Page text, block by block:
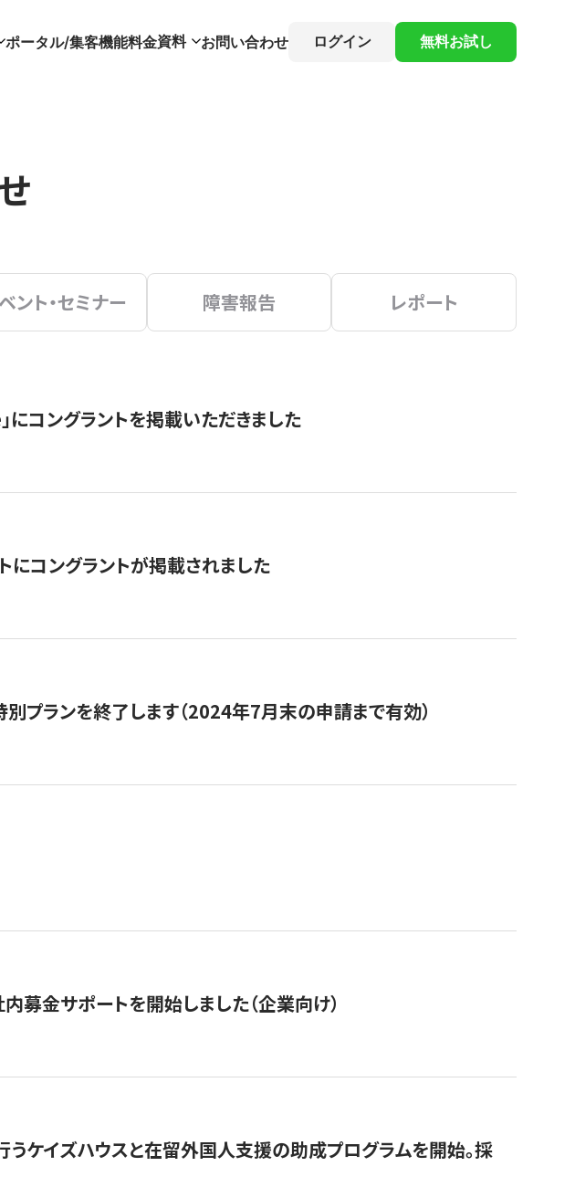
ポータル/集客機能料金資料 お問い合わせ ログイン 無料お試し
ント・セミナー 障害報告 レポート
コングラントを掲載いただきました
コングラントが掲載されました
プランを終了します（2024年7月末の申請まで有効）
金サポートを開始しました（企業向け）
うケイズハウスと在留外国人支援の助成プログラムを開始。採